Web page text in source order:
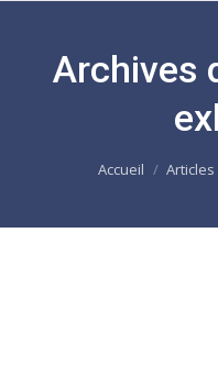
Archives
Vous êtes ici :
Accueil